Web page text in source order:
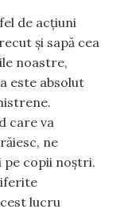
de acțiuni
și sapă cea
noastre,
este absolut
care va
ne
pe copii noștri.
lucru